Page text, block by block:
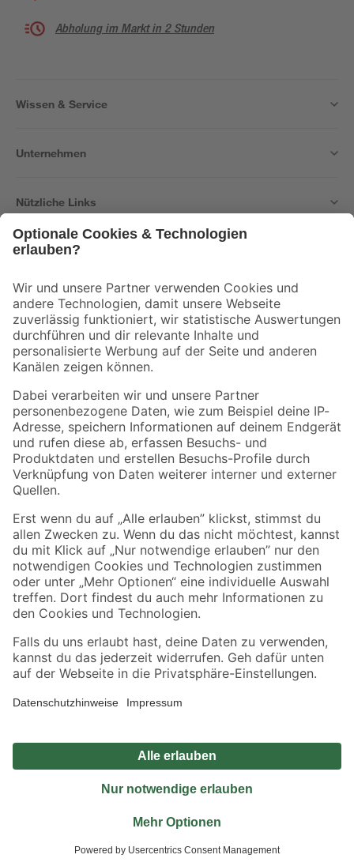
Abholung im Markt in 2 Stunden
Wissen & Service
Unternehmen
Nützliche Links
Der toom Newsletter: Keine Angebote und Aktionen mehr verpassen!
Zur Newsletter Anmeldung
Folge uns
Zahlungsarten Versandarten
Sicher einkaufen
Jetzt die toom-App herunterladen
Alle Preisangaben in EUR inkl. gesetzl. MwSt.. Die dargestellten Angebote sind unter
Umständen nicht in allen Märkten verfügbar. Die angegebenen Verfügbarkeiten beziehen
Produkte nur solange der Vorrat reicht.
*Paketversand ab 59 € versandkostenfrei, gilt nicht für Artikel mit Speditionsversand, hier
Privatsphäre Impressum
Nutzungsbedingungen
Widerrufsrecht
Vertrag widerrufen
© 2026 toom Baumarkt GmbH